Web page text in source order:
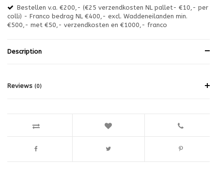
Bestellen v.a. €200,- (€25 verzendkosten NL pallet- €10,- per
colli) - Franco bedrag NL €400,- excl. Waddeneilanden min.
€500,- met €50,- verzendkosten en €1000,- franco
Description
Reviews (0)